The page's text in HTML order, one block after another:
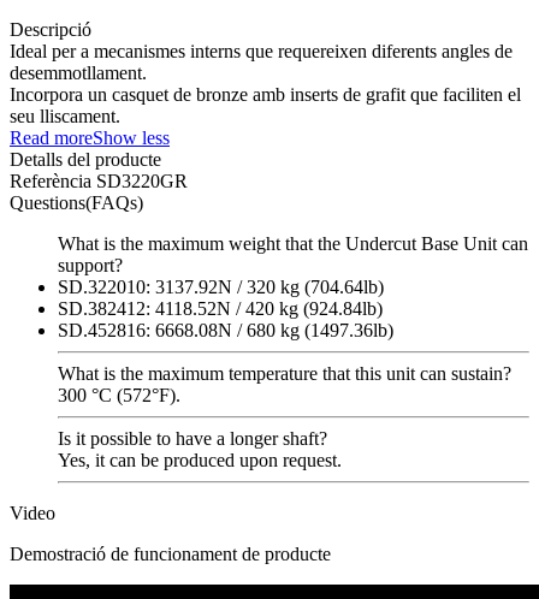
Descripció
Ideal per a mecanismes interns que requereixen diferents angles de
desemmotllament.
Incorpora un casquet de bronze amb inserts de grafit que faciliten el
seu lliscament.
Read moreShow less
Detalls del producte
Referència SD3220GR
Questions(FAQs)
What is the maximum weight that the Undercut Base Unit can
support?
SD.322010: 3137.92N / 320 kg (704.64lb)
SD.382412: 4118.52N / 420 kg (924.84lb)
SD.452816: 6668.08N / 680 kg (1497.36lb)
What is the maximum temperature that this unit can sustain?
300 °C (572°F).
Is it possible to have a longer shaft?
Yes, it can be produced upon request.
Video
Demostració de funcionament de producte